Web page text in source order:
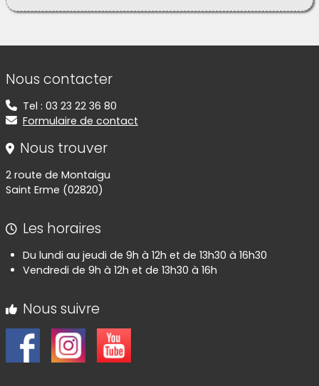
Informations de contact
Nous contacter
Tel : 03 23 22 36 80
Formulaire de contact
Nous trouver
2 route de Montaigu
Saint Erme (02820)
Les horaires
Du lundi au jeudi de 9h à 12h et de 13h30 à 16h30
Vendredi de 9h à 12h et de 13h30 à 16h
Nous suivre